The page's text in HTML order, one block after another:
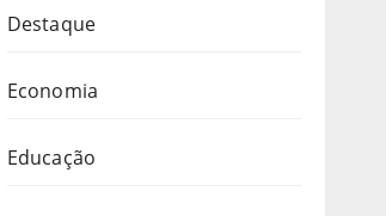
Destaque
Economia
Educação